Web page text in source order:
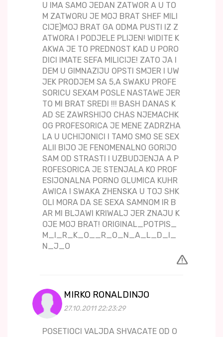
U IMA SAMO JEDAN ZATWOR A U TO
M ZATWORU JE MOJ BRAT SHEF MILI
CIJE)MOJ BRAT GA ODMA PUSTI IZ Z
ATWORA I PODJELE PLIJEN! WIDITE K
AKWA JE TO PREDNOST KAD U PORO
DICI IMATE SEFA MILICIJE! ZATO JA I
DEM U GIMNAZIJU OPSTI SMJER I UW
JEK PRODJEM SA 5,A SWAKU PROFE
SORICU SEXAM POSLE NASTAWE JER
TO MI BRAT SREDI !!! BASH DANAS K
AD SE ZAWRSHIJO CHAS NJEMACHK
OG PROFESORICA JE MENE ZADRZHA
LA U UCHIJONICI I TAMO SMO SE SEX
ALII BIJO JE FENOMENALNO GORIJO
SAM OD STRASTI I UZBUDJENJA A P
ROFESORICA JE STENJALA KO PROF
ESIJONALNA PORNO GLUMICA KUHR
AWICA I SWAKA ZHENSKA U TOJ SHK
OLI MORA DA SE SEXA SAMNOM IR B
AR MI BLJAWI KRIWALJ JER ZNAJU K
OJE MOJ BRAT! ORIGINAL_POTPIS_
M_I_R_K_O__R_O_N_A_L_D_I_
N_J_O
MIRKO RONALDINJO
27.10.2011 22:23:29
POSETIOCI VALJDA SHVACATE OD O